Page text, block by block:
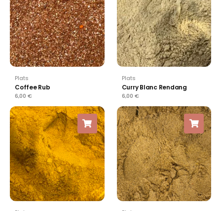
Plats
Coffee Rub
6,00 €
Plats
Curry Blanc Rendang
6,00 €